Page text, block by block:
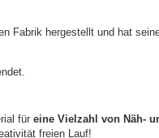
Fabrik hergestellt und hat
für eine Vielzahl von Näh-
freien Lauf!